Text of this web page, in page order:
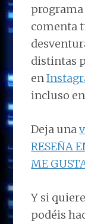
programa
comenta
distintas
en
incluso
Deja una
RESEÑA
ME
Y si
podéis